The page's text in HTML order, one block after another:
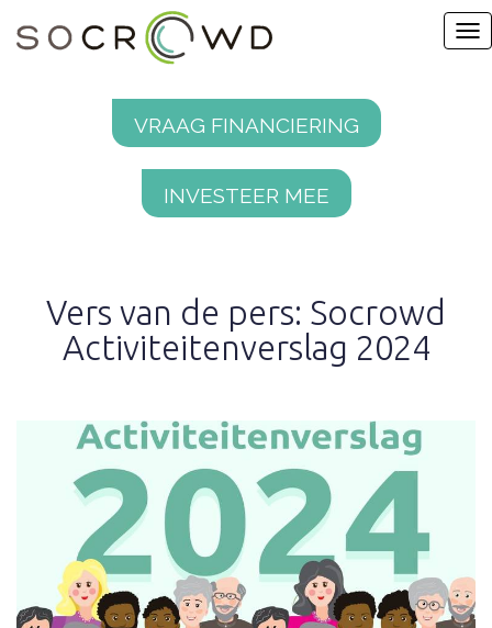
Vraag financiering
Investeer mee
Vers van de pers: Socrowd
Activiteitenverslag 2024